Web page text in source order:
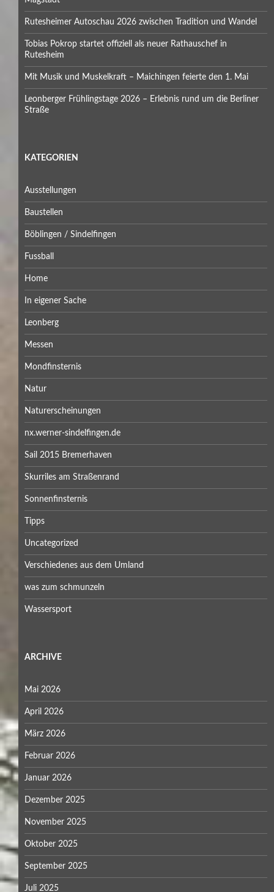
Rutesheimer Autoschau 2026 zwischen Tradition und Wandel
Tobias Pokrop startet offiziell als neuer Rathauschef in
Rutesheim
Mit Musik und Muskelkraft – Maichingen feierte den 1. Mai
Leonberger Frühlingstage 2026 – Erlebnis rund um die Berliner
Straße
KATEGORIEN
Ausstellungen
Baustellen
Böblingen / Sindelfingen
Fussball
Home
In eigener Sache
Leonberg
Messen
Mondfinsternis
Natur
Naturerscheinungen
nx.werner-sindelfingen.de
Sail 2015 Bremerhaven
Skurriles am Straßenrand
Sonnenfinsternis
Tipps
Uncategorized
Verschiedenes aus dem Umland
was zum schmunzeln
Wassersport
ARCHIVE
Mai 2026
April 2026
März 2026
Februar 2026
Januar 2026
Dezember 2025
November 2025
Oktober 2025
September 2025
Juli 2025